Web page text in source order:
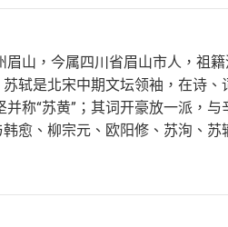
山，今属四川省眉山市人，祖
轼是北宋中期文坛领袖，在诗、
称“苏黄”；其词开豪放一派，与
愈、柳宗元、欧阳修、苏洵、